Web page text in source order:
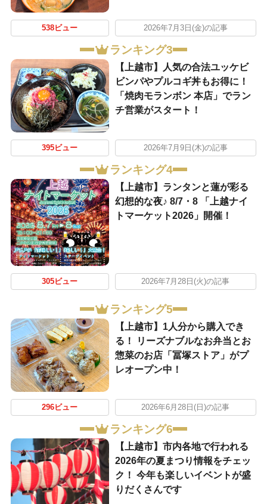
538ビュー 2026年7月3日(金)の記事
ランキング3
【上越市】人気の合法ユッケビ
ビンパやプルコギ丼もお得に！
「焼肉モランボン 本店」でラン
チ営業がスタート！
395ビュー 2026年7月9日(木)の記事
ランキング4
【上越市】ランタンと蓮が彩る
幻想的な夜♪ 8/7・8 「上越ナイ
トマーケット2026」開催！
305ビュー 2026年7月28日(火)の記事
ランキング5
【上越市】1人分から購入でき
る！ リーズナブルなお弁当とお
惣菜のお店「冨塚ストア」がプ
レオープン中！
296ビュー 2026年6月28日(日)の記事
ランキング6
【上越市】市内各地で行われる
2026年の夏まつり情報をチェッ
ク！ 今年も楽しいイベントが盛
りだくさんです